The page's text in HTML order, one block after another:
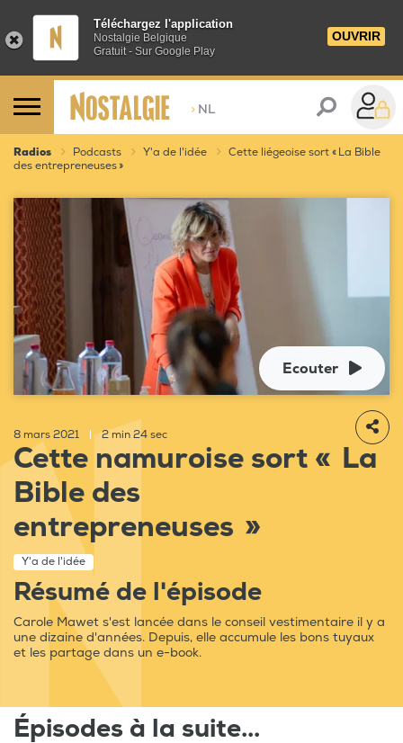
Téléchargez l'application
Nostalgie Belgique
Gratuit - Sur Google Play
OUVRIR
> NL
Radios Podcasts Y'a de l'idée
Cette liégeoise sort « La Bible
des entrepreneuses »
Ecouter
8 mars 2021 2 min 24 sec
Cette namuroise sort « La
Bible des
entrepreneuses »
Y'a de l'idée
Résumé de l'épisode
Carole Mawet s'est lancée dans le conseil vestimentaire il y a
une dizaine d'années. Depuis, elle accumule les bons tuyaux
et les partage dans un e-book.
Épisodes à la suite...